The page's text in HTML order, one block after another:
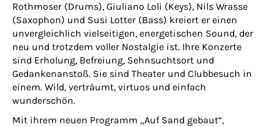
Rothmoser (Drums), Giuliano Loli (Keys), Nils Wrasse
(Saxophon) und Susi Lotter (Bass) kreiert er einen
unvergleichlich vielseitigen, energetischen Sound, der
neu und trotzdem voller Nostalgie ist. Ihre Konzerte
sind Erholung, Befreiung, Sehnsuchtsort und
Gedankenanstoß. Sie sind Theater und Clubbesuch in
einem. Wild, verträumt, virtuos und einfach
wunderschön.
Mit ihrem neuen Programm „Auf Sand gebaut“,